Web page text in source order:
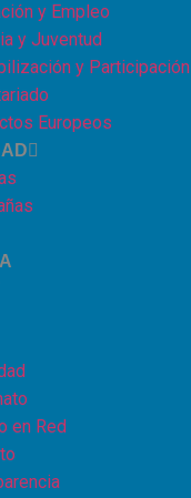
y Empleo
y Juventud
y Participación
Europeos
en Red